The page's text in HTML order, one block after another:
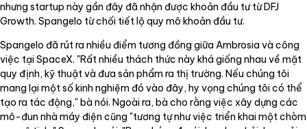
nhưng startup này gần đây đã nhận được khoản đầu tư từ DFJ
Growth. Spangelo từ chối tiết lộ quy mô khoản đầu tư.
Spangelo đã rút ra nhiều điểm tương đồng giữa Ambrosia và công
việc tại SpaceX. "Rất nhiều thách thức này khá giống nhau về mặt
quy định, kỹ thuật và đưa sản phẩm ra thị trường. Nếu chúng tôi
mang lại một số kinh nghiệm đó vào đây, hy vọng chúng tôi có thể
tạo ra tác động," bà nói. Ngoài ra, bà cho rằng việc xây dựng các
mô-đun nhà máy điện cũng "tương tự như việc triển khai một chòm